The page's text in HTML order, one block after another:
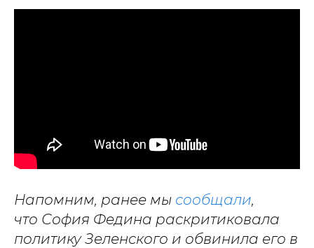
Напомним, ранее мы сообщали,
что София Федина раскритиковала
политику Зеленского и обвинила его в